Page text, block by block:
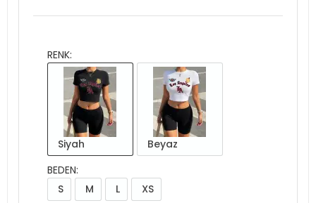
RENK:
Siyah
Beyaz
BEDEN:
S
M L XS